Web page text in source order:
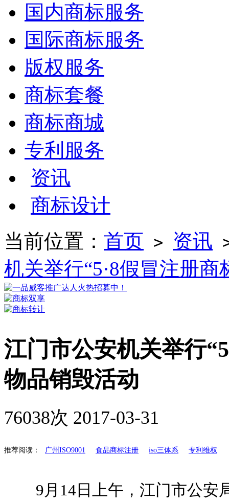
国内商标服务
国际商标服务
版权服务
商标套餐
商标商城
专利服务
资讯
商标设计
当前位置： 首页 > 资讯
机关举行“5·8假冒注册
江门市公安机关举行
物品销毁活动
76038次 2017-03-31
推荐阅读： 广州ISO9001 食品商标注册 iso三体系 专利维权
9月14日上午，江门市公安